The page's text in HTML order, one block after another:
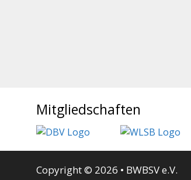
Mitgliedschaften
Copyright © 2026 • BWBSV e.V.